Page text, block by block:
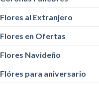
Flores al Extranjero
Flores en Ofertas
Flores Navideño
Flóres para aniversario